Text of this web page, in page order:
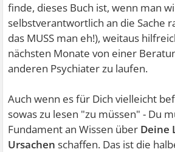
finde, dieses Buch ist, wenn man
selbstverantwortlich an die Sache
das MUSS man eh!), weitaus
nächsten Monate von einer
anderen Psychiater zu laufen.
Auch wenn es für Dich vielleicht
sowas zu lesen "zu müssen" - Du
Fundament an Wissen über Deine
Ursachen schaffen. Das ist die